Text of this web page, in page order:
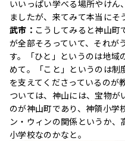
いいっぱい学べる場所やけん
ましたが、来てみて本当にそ
武市： こうしてみると神山町
が全部そろっていて、それが
す。「ひと」というのは地域
めて。「こと」というのは制
を支えてくださっているのが
ついては、神山には、宝物が
のが神山町であり、神領小学
ン・ウィンの関係というか、
小学校なのかなと。